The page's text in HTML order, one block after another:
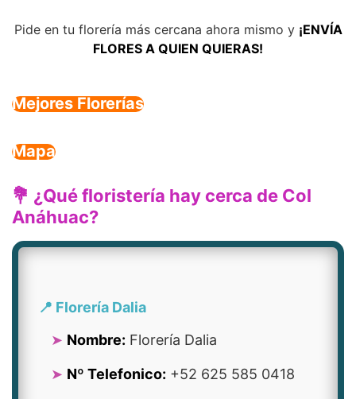
Pide en tu florería más cercana ahora mismo y ¡ENVÍA
FLORES A QUIEN QUIERAS!
Mejores Florerías
Mapa
💐 ¿Qué floristería hay cerca de Col
Anáhuac?
📍 Florería Dalia
Nombre: Florería Dalia
Nº Telefonico: +52 625 585 0418